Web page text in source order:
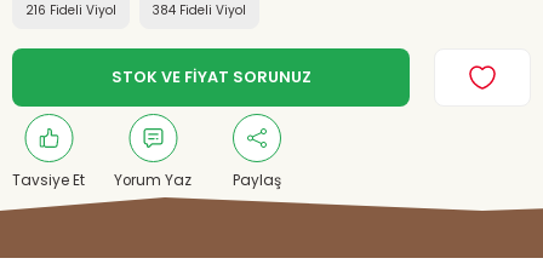
216 Fideli Viyol 384 Fideli Viyol
STOK VE FİYAT SORUNUZ
Tavsiye Et Yorum Yaz Paylaş